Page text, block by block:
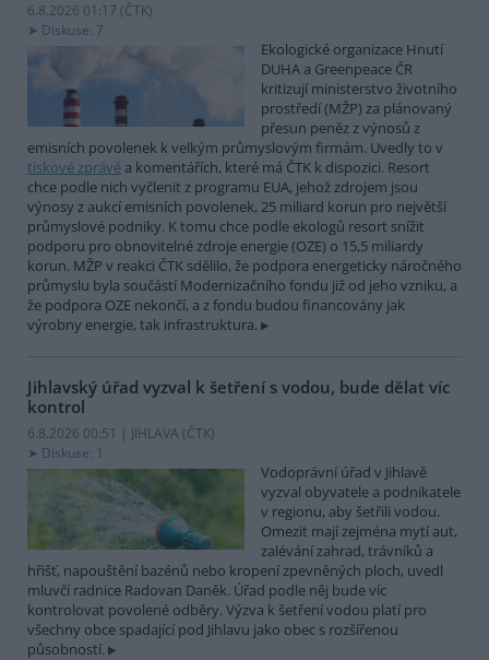
6.8.2026 01:17 (ČTK)
Diskuse: 7
Ekologické organizace Hnutí
DUHA a Greenpeace ČR
kritizují ministerstvo životního
prostředí (MŽP) za plánovaný
přesun peněz z výnosů z
emisních povolenek k velkým průmyslovým firmám. Uvedly to v
tiskové zprávě a komentářích, které má ČTK k dispozici. Resort
chce podle nich vyčlenit z programu EUA, jehož zdrojem jsou
výnosy z aukcí emisních povolenek, 25 miliard korun pro největší
průmyslové podniky. K tomu chce podle ekologů resort snížit
podporu pro obnovitelné zdroje energie (OZE) o 15,5 miliardy
korun. MŽP v reakci ČTK sdělilo, že podpora energeticky náročného
průmyslu byla součástí Modernizačního fondu již od jeho vzniku, a
že podpora OZE nekončí, a z fondu budou financovány jak
výrobny energie, tak infrastruktura.
Jihlavský úřad vyzval k šetření s vodou, bude dělat víc
kontrol
6.8.2026 00:51 | JIHLAVA (ČTK)
Diskuse: 1
Vodoprávní úřad v Jihlavě
vyzval obyvatele a podnikatele
v regionu, aby šetřili vodou.
Omezit mají zejména mytí aut,
zalévání zahrad, trávníků a
hřišť, napouštění bazénů nebo kropení zpevněných ploch, uvedl
mluvčí radnice Radovan Daněk. Úřad podle něj bude víc
kontrolovat povolené odběry. Výzva k šetření vodou platí pro
všechny obce spadající pod Jihlavu jako obec s rozšířenou
působností.